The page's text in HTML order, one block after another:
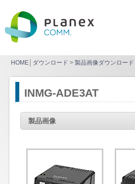
HOME ダウンロード > 製品画像ダウンロード
INMG-ADE3AT
製品画像